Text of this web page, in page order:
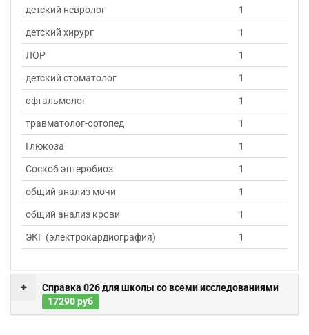
детский невролог 1
детский хирург 1
ЛОР 1
детский стоматолог 1
офтальмолог 1
травматолог-ортопед 1
Глюкоза 1
Соскоб энтеробиоз 1
общий анализ мочи 1
общий анализ крови 1
ЭКГ (электрокардиография) 1
Справка 026 для школы со всеми исследованиями
17290 руб